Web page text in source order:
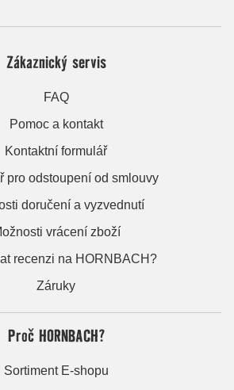
Zákaznický servis
FAQ
Pomoc a kontakt
Kontaktní formulář
pro odstoupení od smlouvy
doručení a vyzvednutí
vrácení zboží
recenzi na HORNBACH?
Záruky
Proč HORNBACH?
Sortiment E-shopu